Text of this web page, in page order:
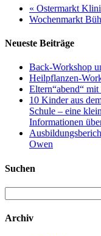
« Ostermarkt
Wochenmarkt
Neueste Beiträge
Back-Workshop
Heilpflanzen-
Eltern“abend“
10 Kinder aus
Schule – eine
Informationen
Owen
Suchen
nach:
Archiv